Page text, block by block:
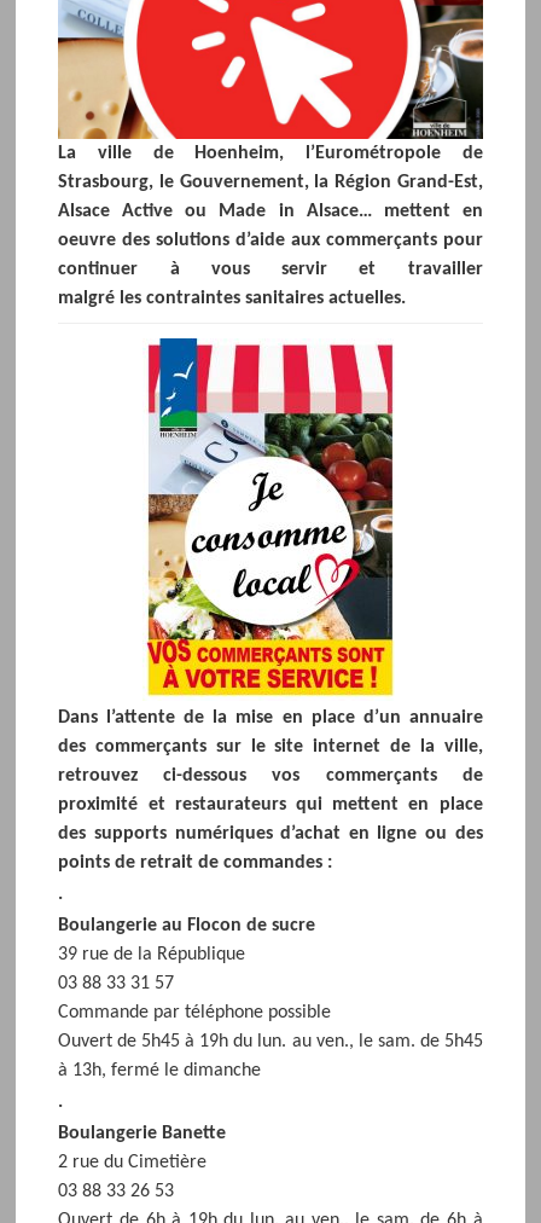
La ville de Hoenheim, l’Eurométropole de
Strasbourg, le Gouvernement, la Région Grand-Est,
Alsace Active ou Made in Alsace… mettent en
oeuvre des solutions d’aide aux commerçants pour
continuer à vous servir et travailler
malgré les contraintes sanitaires actuelles.
Dans l’attente de la mise en place d’un annuaire
des commerçants sur le site internet de la ville,
retrouvez ci-dessous vos commerçants de
proximité et restaurateurs qui mettent en place
des supports numériques d’achat en ligne ou des
points de retrait de commandes :
.
Boulangerie au Flocon de sucre
39 rue de la République
03 88 33 31 57
Commande par téléphone possible
Ouvert de 5h45 à 19h du lun. au ven., le sam. de 5h45
à 13h, fermé le dimanche
.
Boulangerie Banette
2 rue du Cimetière
03 88 33 26 53